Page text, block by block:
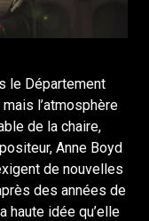
le Département
l’atmosphère
de la chaire,
Anne Boyd
de nouvelles
des années de
haute idée qu’elle